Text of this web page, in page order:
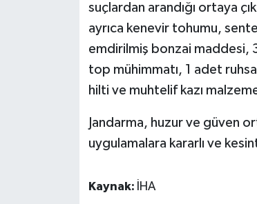
suçlardan arandığı ortaya
ayrıca kenevir tohumu,
emdirilmiş bonzai maddesi,
top mühimmatı, 1 adet
hilti ve muhtelif kazı
Jandarma, huzur ve güven
uygulamalara kararlı ve
Kaynak: İHA